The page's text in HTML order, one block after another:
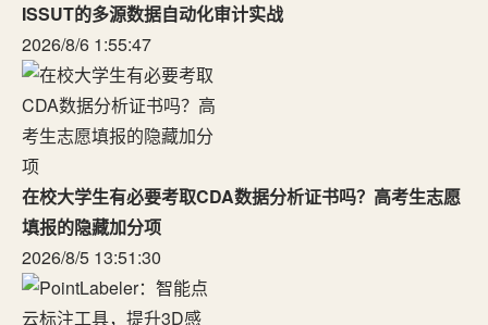
ISSUT的多源数据自动化审计实战
2026/8/6 1:55:47
在校大学生有必要考取CDA数据分析证书吗？高考生志愿
填报的隐藏加分项
2026/8/5 13:51:30